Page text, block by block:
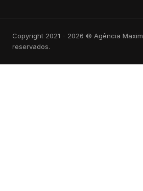
Copyright 2021 - 2026 © Agência
reservados.